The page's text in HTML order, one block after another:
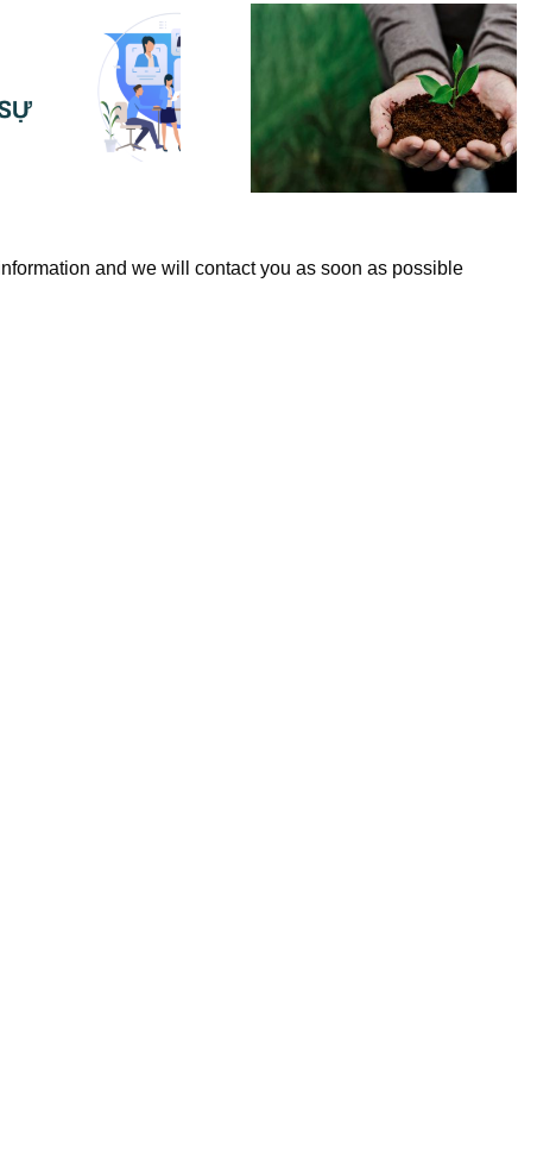
and we will contact you as soon as possible